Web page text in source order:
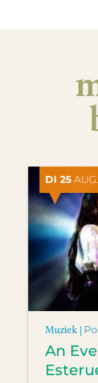
DI 25 AUG.
Muziek |
An